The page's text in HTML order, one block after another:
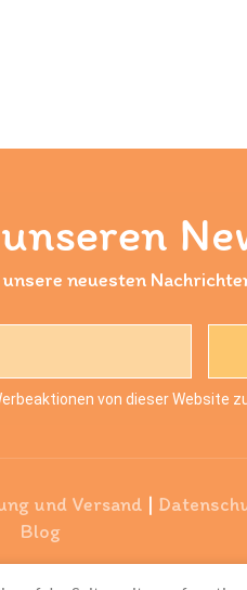
neuesten
von dieser Website
und Versand |
Blog